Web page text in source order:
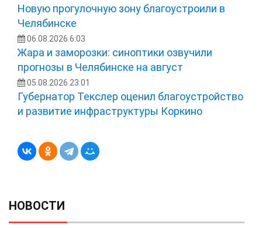
Новую прогулочную зону благоустроили в
Челябинске
06.08.2026 6:03
Жара и заморозки: синоптики озвучили
прогнозы в Челябинске на август
05.08.2026 23:01
Губернатор Текслер оценил благоустройство
и развитие инфраструктуры Коркино
НОВОСТИ